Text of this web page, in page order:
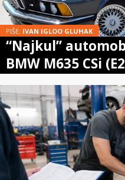
PIŠE: IVAN IGLOO GLUHAK
“Najkul”
BMW M635 CSi